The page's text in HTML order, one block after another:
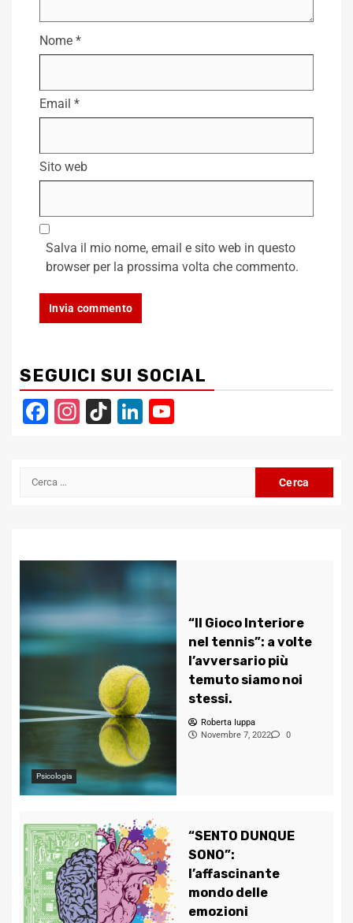
Nome *
Email *
Sito web
Salva il mio nome, email e sito web in questo
browser per la prossima volta che commento.
SEGUICI SUI SOCIAL
Facebook
Instagram
TikTokLinkedIn
Ricerca
Psicologia
“Il Gioco Interiore
nel tennis”: a volte
l’avversario più
temuto siamo noi
stessi.
Roberta Iuppa
Novembre 7, 2022
0
“SENTO DUNQUE
SONO”:
l’affascinante
mondo delle
emozioni